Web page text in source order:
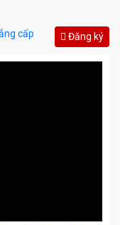
cấp Đăng ký